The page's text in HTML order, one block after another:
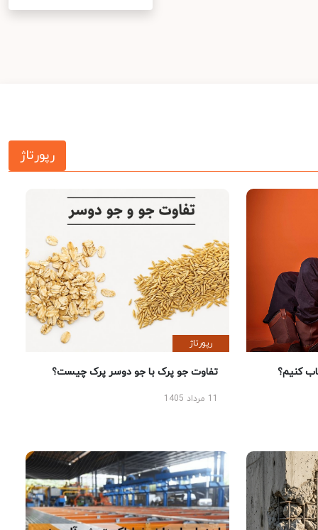
رپورتاژ
کنیم؟
رپورتاژ
تفاوت جو پرک با جو دوسر پرک چیست؟